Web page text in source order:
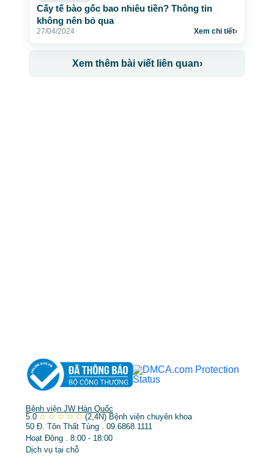
Cấy tế bào gốc bao nhiêu tiền? Thông tin
không nên bỏ qua
27/04/2024 Xem chi tiết›
Xem thêm bài viết liên quan›
Bệnh viện JW Hàn Quốc
5.0 ✩ ✩ ✩ ✩ ✩ (2,4N) Bệnh viện chuyên khoa
50 Đ. Tôn Thất Tùng . 09.6868.1111
Hoạt Động . 8:00 - 18:00
Dịch vụ tại chỗ